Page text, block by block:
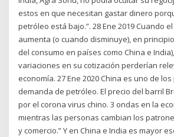
estos en que necesitan gastar dinero
petróleo está bajo.”. 28 Ene 2019 Cuando
aumenta (o cuando disminuye), en
del consumo en países como China e
variaciones en su cotización perderían
economía. 27 Ene 2020 China es uno de
demanda de petróleo. El precio del barril
por el corona virus chino. 3 ondas en la
mientras las personas cambian los
y comercio.” Y en China e India es mayor